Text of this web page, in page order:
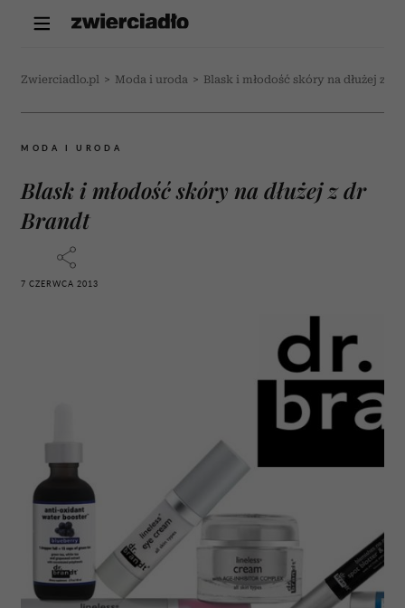
Zwierciadlo.pl > Moda i uroda > Blask i młodość skóry na dłużej z dr
MODA I URODA
Blask i młodość skóry na dłużej z dr
Brandt
7 CZERWCA 2013